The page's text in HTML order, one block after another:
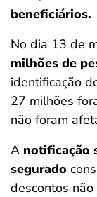
beneficiários.
No dia 13 de
milhões de
identificação
27 milhões
não foram
A notificação
segurado
descontos